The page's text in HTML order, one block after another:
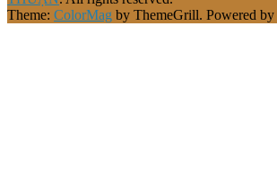
Theme: ColorMag by ThemeGrill. Powered by